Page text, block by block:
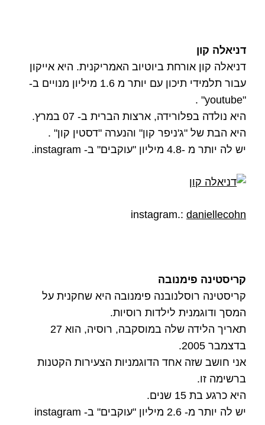
דניאלה קון
דניאלה קון אורחת ביוטיוב האמריקנית. היא אייקון
עבור תלמידי תיכון עם יותר מ 1.6 מיליון מנויים ב-
"youtube" .
היא נולדה בפלורידה, ארצות הברית ב- 07 במרץ.
היא הבת של "ג'ניפר קון" והנערה "דסטין קון" .
יש לה יותר מ -4.8 מיליון "עוקבים" ב- instagram.
instagram.: daniellecohn
קריסטינה פימנובה
קריסטינה רוסלנובנה פימנובה היא שחקנית על
המסך ודוגמנית לילדות רוסיות.
תאריך הלידה שלה במוסקבה, רוסיה, הוא 27
בדצמבר 2005.
אני חושב שזה אחד הדוגמניות הצעירות הקטנות
ברשימה זו.
היא כרגע בת 15 שנים.
יש לה יותר מ- 2.6 מיליון "עוקבים" ב- instagram